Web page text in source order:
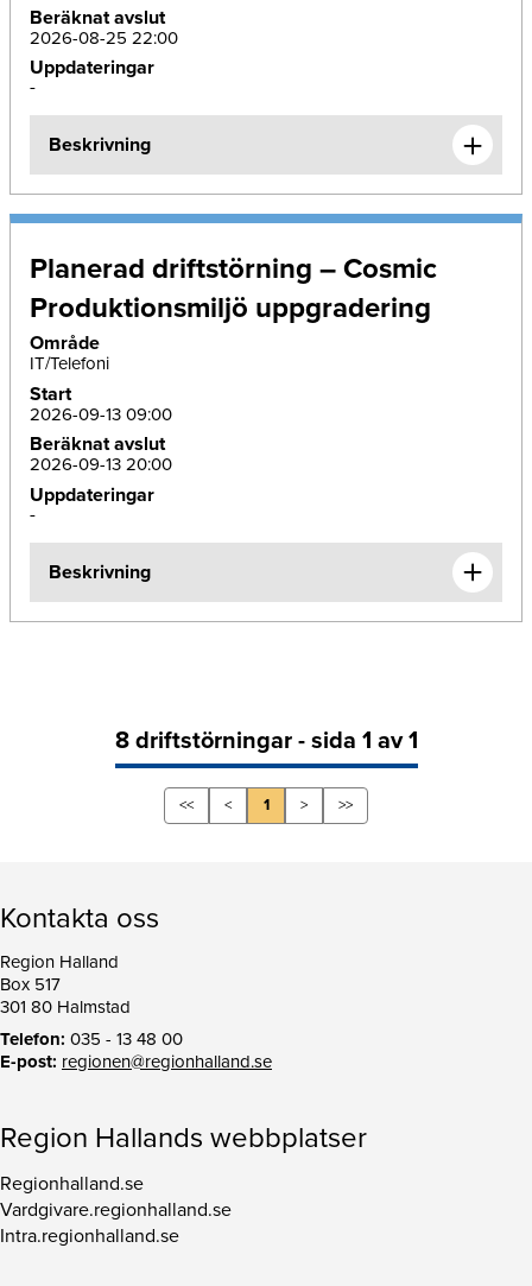
Beräknat avslut
2026-08-25 22:00
Uppdateringar
-
Beskrivning
Planerad driftstörning – Cosmic
Produktionsmiljö uppgradering
Område
IT/Telefoni
Start
2026-09-13 09:00
Beräknat avslut
2026-09-13 20:00
Uppdateringar
-
Beskrivning
8 driftstörningar - sida 1 av 1
<< < 1 > >>
Kontakta oss
Region Halland
Box 517
301 80 Halmstad
Telefon: 035 - 13 48 00
E-post: regionen@regionhalland.se
Region Hallands webbplatser
Regionhalland.se
Vardgivare.regionhalland.se
Intra.regionhalland.se